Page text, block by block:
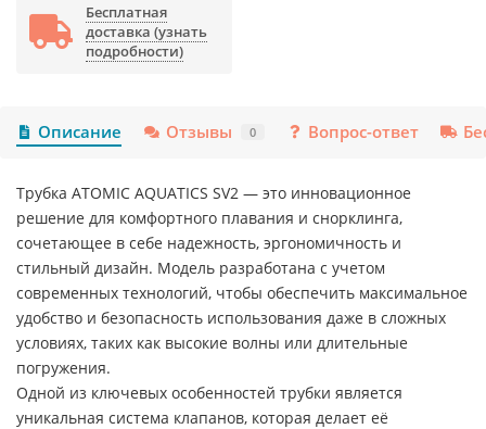
Бесплатная
доставка (узнать
подробности)
Описание Отзывы 0 Вопрос-ответ
Трубка ATOMIC AQUATICS SV2 — это инновационное
решение для комфортного плавания и снорклинга,
сочетающее в себе надежность, эргономичность и
стильный дизайн. Модель разработана с учетом
современных технологий, чтобы обеспечить максимальное
удобство и безопасность использования даже в сложных
условиях, таких как высокие волны или длительные
погружения.
Одной из ключевых особенностей трубки является
уникальная система клапанов, которая делает её